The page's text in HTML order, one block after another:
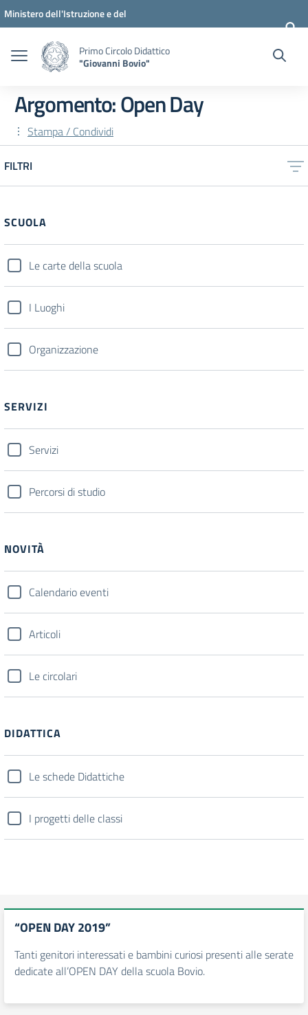
Vai ai contenuti
Vai al menu di navigazione
Vai al footer
Ministero dell'Istruzione e del
Primo Circolo Didattico
"Giovanni Bovio"
Argomento: Open Day
Stampa / Condividi
FILTRI
SCUOLA
Le carte della scuola
I Luoghi
Organizzazione
SERVIZI
Servizi
Percorsi di studio
NOVITÀ
Calendario eventi
Articoli
Le circolari
DIDATTICA
Le schede Didattiche
I progetti delle classi
“OPEN DAY 2019”
Tanti genitori interessati e bambini curiosi presenti alle serate
dedicate all’OPEN DAY della scuola Bovio.